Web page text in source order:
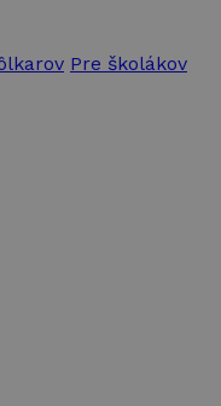
Pre školákov